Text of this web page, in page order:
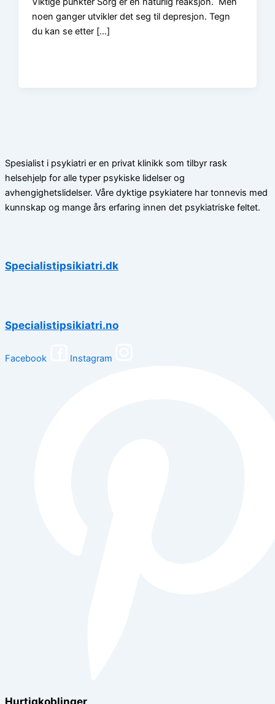
noen ganger utvikler det seg til depresjon. Tegn
du kan se etter […]
Spesialist i psykiatri er en privat klinikk som tilbyr rask
helsehjelp for alle typer psykiske lidelser og
avhengighetslidelser. Våre dyktige psykiatere har tonnevis med
kunnskap og mange års erfaring innen det psykiatriske feltet.
Specialistipsikiatri.dk
Specialistipsikiatri.no
Facebook Instagram
Hurtigkoblinger